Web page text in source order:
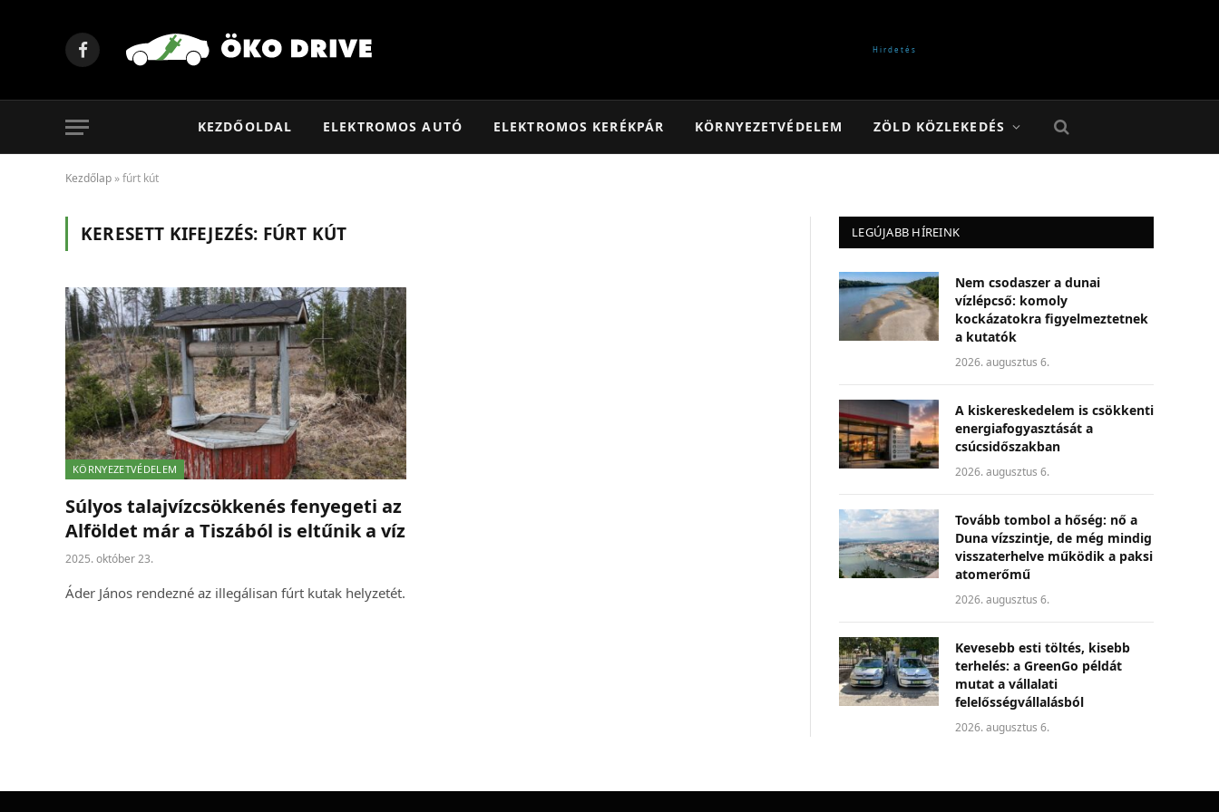
Facebook
KEZDŐOLDAL ELEKTROMOS AUTÓ ELEKTROMOS KERÉKPÁR KÖRNYEZETVÉDELEM ZÖLD KÖZLEKEDÉS
Kezdőlap »fúrt kút
KERESETT KIFEJEZÉS: FÚRT KÚT
KÖRNYEZETVÉDELEM
Súlyos talajvízcsökkenés fenyegeti az
Alföldet már a Tiszából is eltűnik a víz
2025. október 23.
Áder János rendezné az illegálisan fúrt kutak helyzetét.
LEGÚJABB HÍREINK
Nem csodaszer a dunai
vízlépcső: komoly
kockázatokra figyelmeztetnek
a kutatók
2026. augusztus 6.
A kiskereskedelem is csökkenti
energiafogyasztását a
csúcsidőszakban
2026. augusztus 6.
Tovább tombol a hőség: nő a
Duna vízszintje, de még mindig
visszaterhelve működik a paksi
atomerőmű
2026. augusztus 6.
Kevesebb esti töltés, kisebb
terhelés: a GreenGo példát
mutat a vállalati
felelősségvállalásból
2026. augusztus 6.